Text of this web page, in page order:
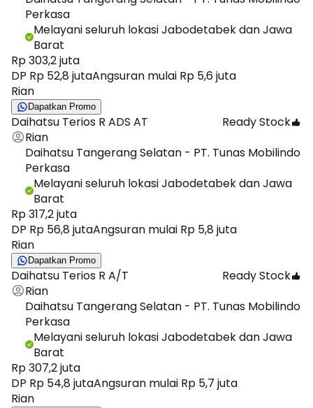
Perkasa
Melayani seluruh lokasi Jabodetabek dan Jawa
Barat
Rp 303,2 juta
DP Rp 52,8 jutaAngsuran mulai Rp 5,6 juta
Rian
Dapatkan Promo
Daihatsu Terios R ADS AT
Ready Stock
Rian
Daihatsu Tangerang Selatan - PT. Tunas Mobilindo
Perkasa
Melayani seluruh lokasi Jabodetabek dan Jawa
Barat
Rp 317,2 juta
DP Rp 56,8 jutaAngsuran mulai Rp 5,8 juta
Rian
Dapatkan Promo
Daihatsu Terios R A/T
Ready Stock
Rian
Daihatsu Tangerang Selatan - PT. Tunas Mobilindo
Perkasa
Melayani seluruh lokasi Jabodetabek dan Jawa
Barat
Rp 307,2 juta
DP Rp 54,8 jutaAngsuran mulai Rp 5,7 juta
Rian